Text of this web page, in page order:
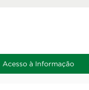
Acesso à Informação